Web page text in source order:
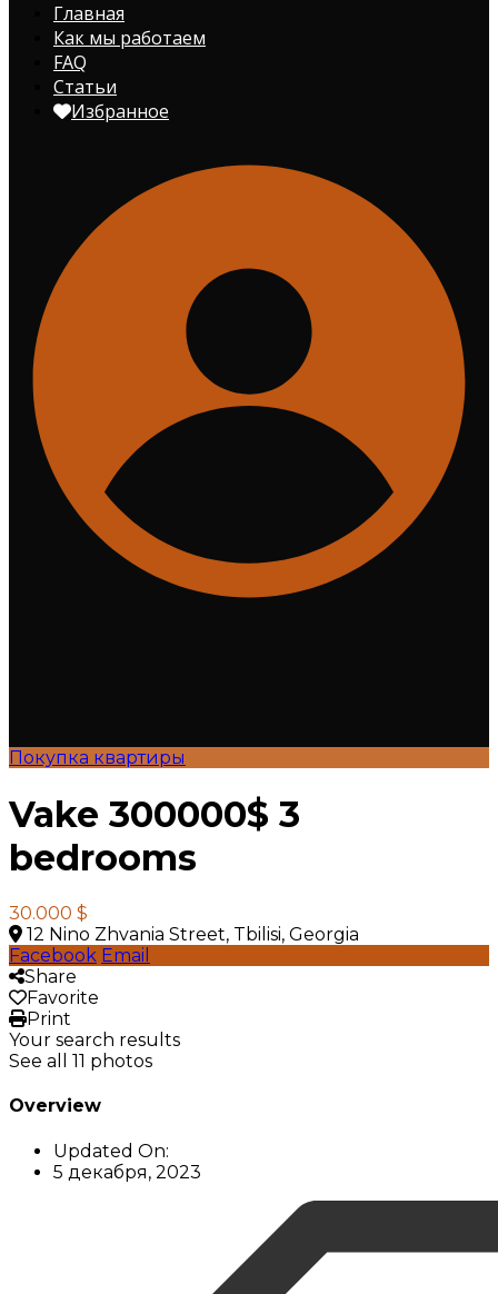
Главная
Как мы работаем
FAQ
Статьи
Избранное
Покупка квартиры
Vake 300000$ 3
bedrooms
30.000 $
12 Nino Zhvania Street, Tbilisi, Georgia
Facebook Email
Share
Favorite
Print
Your search results
See all 11 photos
Overview
Updated On:
5 декабря, 2023